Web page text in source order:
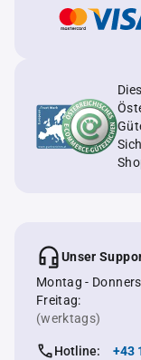
Unser
Montag -
Freitag:
(werktags)
Hotline: +43